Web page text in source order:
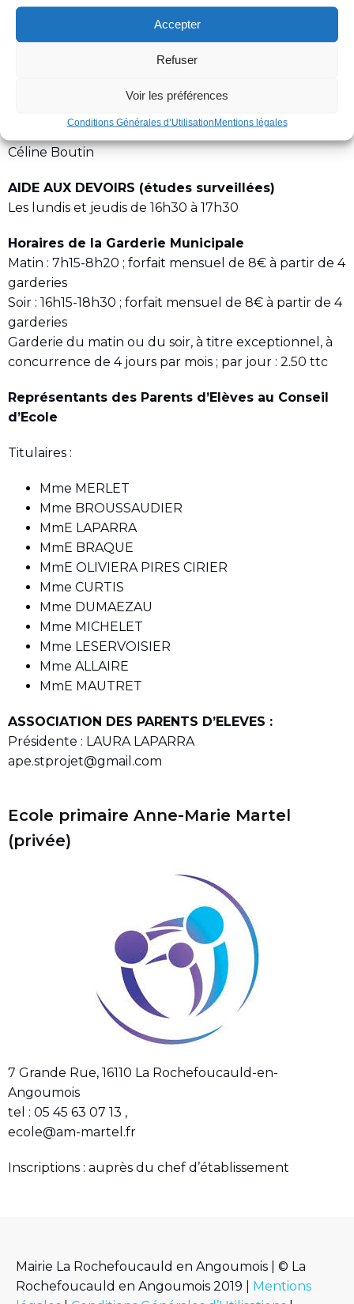
Accepter
Refuser
Voir les préférences
Conditions Générales d’UtilisationMentions légales
10 rue Roger Deville, Saint-Projet 16110 La
Inscriptions : auprès de la mairie Directrice : Mme
Céline Boutin
AIDE AUX DEVOIRS (études surveillées)
Les lundis et jeudis de 16h30 à 17h30
Horaires de la Garderie Municipale
Matin : 7h15-8h20 ; forfait mensuel de 8€ à partir de 4
garderies
Soir : 16h15-18h30 ; forfait mensuel de 8€ à partir de 4
garderies
Garderie du matin ou du soir, à titre exceptionnel, à
concurrence de 4 jours par mois ; par jour : 2.50 ttc
Représentants des Parents d’Elèves au Conseil
d’Ecole
Titulaires :
Mme MERLET
Mme BROUSSAUDIER
MmE LAPARRA
MmE BRAQUE
MmE OLIVIERA PIRES CIRIER
Mme CURTIS
Mme DUMAEZAU
Mme MICHELET
Mme LESERVOISIER
Mme ALLAIRE
MmE MAUTRET
ASSOCIATION DES PARENTS D’ELEVES :
Présidente : LAURA LAPARRA
ape.stprojet@gmail.com
Ecole primaire Anne-Marie Martel
(privée)
7 Grande Rue, 16110 La Rochefoucauld-en-
Angoumois
tel : 05 45 63 07 13 ,
ecole@am-martel.fr
Inscriptions : auprès du chef d’établissement
Mairie La Rochefoucauld en Angoumois | © La
Rochefoucauld en Angoumois 2019 | Mentions